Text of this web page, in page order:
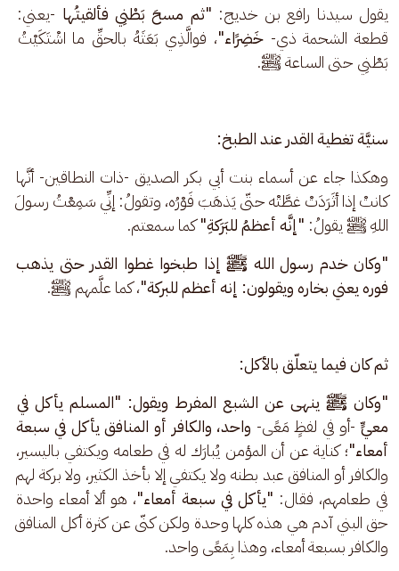
يقول سيدنا رافع بن خديج: "ثم مسحَ بَطْنِي فألقيتُها -يعني:
قطعة الشحمة ذي- خَضِرًاء"، فوالَّذِي بَعَثَهُ بالحقِّ ما اشْتَكَيْتُ
بَطْنِي حتى الساعة ﷺ.
سنيَّة تغطية القدر عند الطبخ:
وهكذا جاء عن أسماء بنت أبي بكر الصديق -ذات النطاقين- أنَّها
كانتْ إذا أثَرَدَتْ غطَّتْه حتّى يَذهَبَ فَوْرُه، وتقولُ: إنِّي سَمِعْتُ رسولَ
اللهِ ﷺ يقولُ: "إنَّه أعظمُ للبَرَكةِ" كما سمعتم.
"وكان خدم رسول الله ﷺ إذا طبخوا غطوا القدر حتى يذهب
فوره يعني بخاره ويقولون: إنه أعظم للبركة"، كما علَّمهم ﷺ.
ثم كان فيما يتعلّق بالأكل:
"وكان ﷺ ينهى عن الشبع المفرط ويقول: "المسلم يأكل في
معيٍّ -أو في لفظٍ مَعًى- واحد، والكافر أو المنافق يأكل في سبعة
أمعاء"؛ كناية عن أن المؤمن يُبارَك له في طعامه ويكتفي باليسير،
والكافر أو المنافق عبد بطنه ولا يكتفي إلا بأخذ الكثير، ولا بركة لهم
في طعامهم، فقال: "يأكل في سبعة أمعاء"، هو ألا أمعاء واحدة
حق البني آدم هي هذه كلها وحدة ولكن كنّى عن كثرة أكل المنافق
والكافر بسبعة أمعاء، وهذا بِمَعًى واحد.